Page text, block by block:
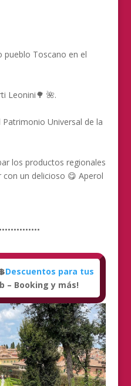
pueblo Toscano en el
Leonini🌳 🌺.
Universal de la
los productos regionales
con un delicioso 😋 Aperol
Descuentos para tus
– Booking y más!